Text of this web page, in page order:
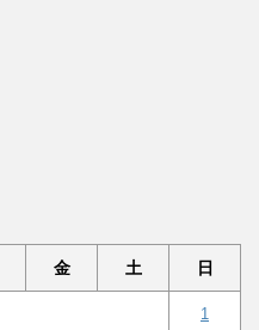
金 土 日
1